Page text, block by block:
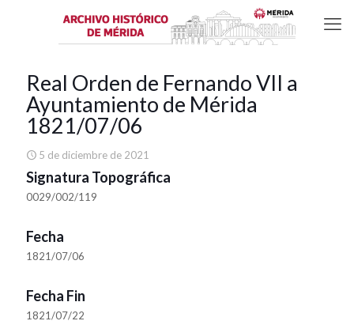
Real Orden de Fernando VII a
Ayuntamiento de Mérida
1821/07/06
5 de diciembre de 2021
Signatura Topográfica
0029/002/119
Fecha
1821/07/06
Fecha Fin
1821/07/22